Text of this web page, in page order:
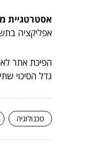
אסטרטגיית
אפליקציה
הפיכת אתר
גדל הסיכוי
טכנולוגיה